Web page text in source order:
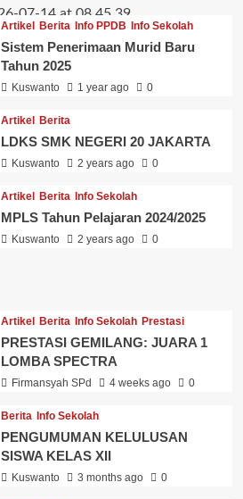
Artikel Berita Info PPDB Info Sekolah
Sistem Penerimaan Murid Baru
Tahun 2025
Kuswanto 1 year ago 0
Artikel Berita
LDKS SMK NEGERI 20 JAKARTA
Kuswanto 2 years ago 0
Artikel Berita Info Sekolah
MPLS Tahun Pelajaran 2024/2025
Kuswanto 2 years ago 0
Artikel Berita Info Sekolah Prestasi
PRESTASI GEMILANG: JUARA 1
LOMBA SPECTRA
Firmansyah SPd 4 weeks ago 0
Berita Info Sekolah
PENGUMUMAN KELULUSAN
SISWA KELAS XII
Kuswanto 3 months ago 0